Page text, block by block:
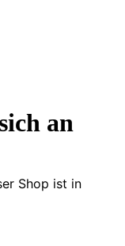
an
Shop ist in